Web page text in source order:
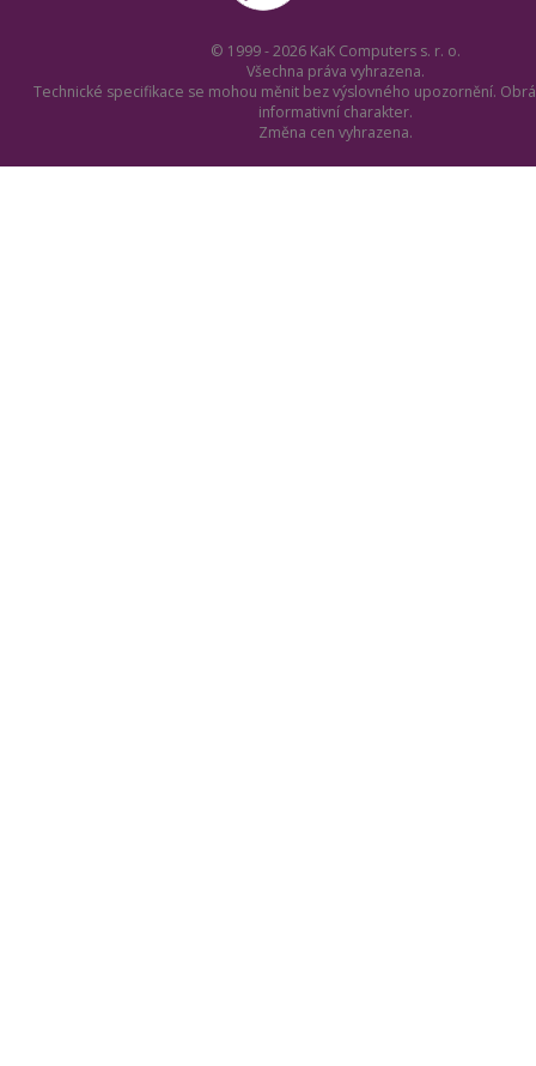
© 1999 - 2026 KaK Computers s. r. o.
Všechna práva vyhrazena.
Technické specifikace se mohou měnit bez výslovného upozornění.
informativní charakter.
Změna cen vyhrazena.